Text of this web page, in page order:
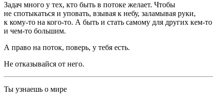
Задач много у тех, кто быть в потоке желает. Чтобы
не спотыкаться и уповать, взывая к небу, заламывая руки,
к кому-то на кого-то. А быть и стать самому для других кем-то
и чем-то большим.
А право на поток, поверь, у тебя есть.
Не отказывайся от него.
Ты узнаешь о мире